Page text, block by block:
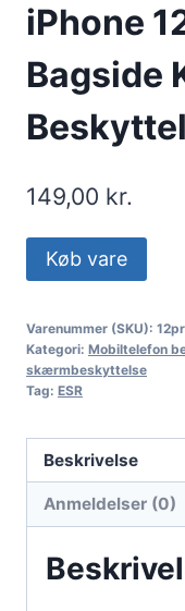
iPhone
Bagside
149,00 kr.
Køb vare
Varenummer (SKU):
Kategori: Mobiltelefon
skærmbeskyttelse
Tag: ESR
Beskrivelse
Anmeldelser (0)